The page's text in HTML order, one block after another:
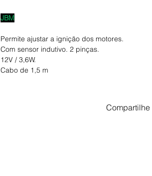
JBM
Permite ajustar a ignição dos motores.
Com sensor indutivo. 2 pinças.
12V / 3,6W.
Cabo de 1,5 m